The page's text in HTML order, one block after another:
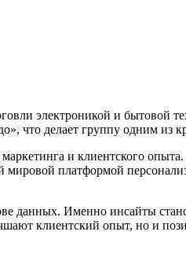
электроникой и бытовой
что делает группу одним из
и клиентского
платформой
данных. Именно инсайты
клиентский опыт, но и